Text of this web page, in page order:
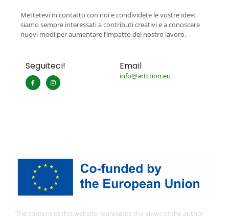
Mettetevi in contatto con noi e condividete le vostre idee:
siamo sempre interessati a contributi creativi e a conoscere
nuovi modi per aumentare l’impatto del nostro lavoro.
Seguiteci! Email
info@artction.eu
The content of this website represents the views of the author